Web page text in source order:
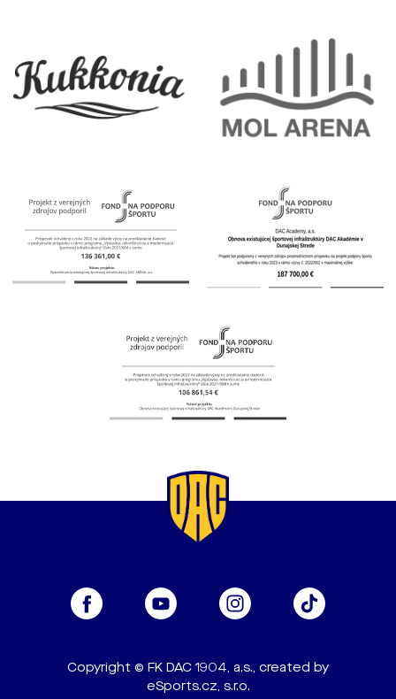
Copyright © FK DAC 1904, a.s., created by
eSports.cz, s.r.o.